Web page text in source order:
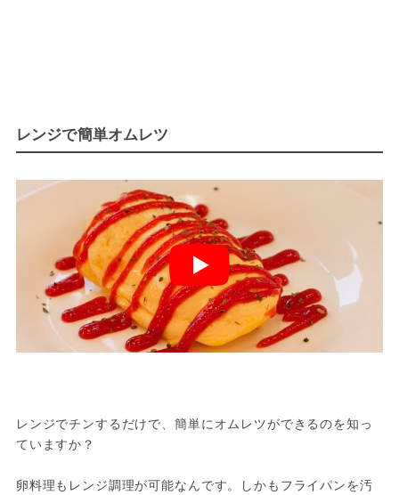
レンジで簡単オムレツ
レンジでチンするだけで、簡単にオムレツができるのを知っ
ていますか？
卵料理もレンジ調理が可能なんです。しかもフライパンを汚